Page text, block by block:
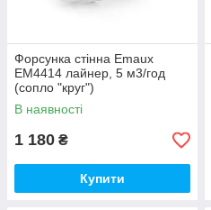
Форсунка стінна Emaux
EM4414 лайнер, 5 м3/год
(сопло "круг")
В наявності
1 180 ₴
Купити